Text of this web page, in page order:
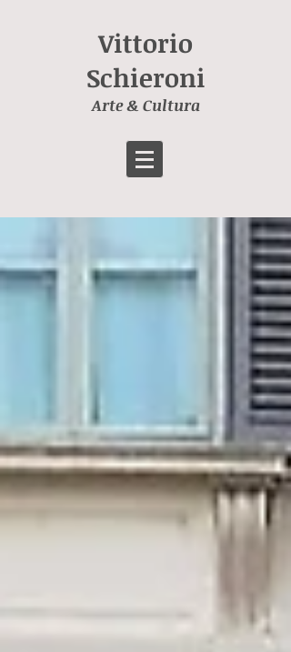
Vittorio
Schieroni
Arte & Cultura